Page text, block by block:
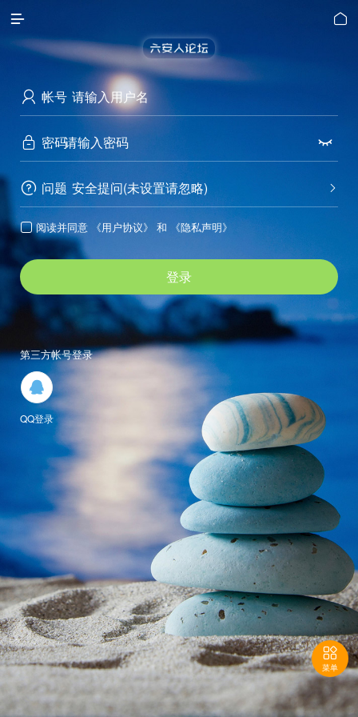
 
 帐号
 密码 
 问题 
安全提问(未设置请忽略)
 阅读并同意 《用户协议》 和 《隐私声明》
登录
第三方帐号登录

QQ登录

菜单